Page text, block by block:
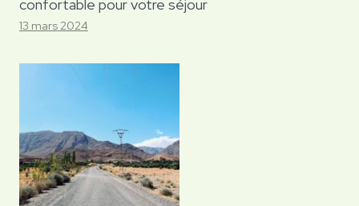
confortable pour votre séjour
13 mars 2024